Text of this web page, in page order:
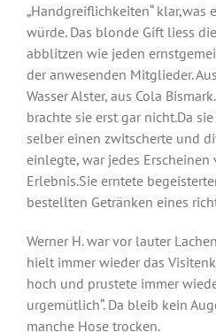
„Handgreiflichkeiten“ klar,was
würde. Das blonde Gift liess
abblitzen wie jeden
der anwesenden Mitglieder.
Wasser Alster, aus Cola
brachte sie erst gar nicht.Da
selber einen zwitscherte und
einlegte, war jedes
Erlebnis.Sie erntete
bestellten Getränken eines
Werner H. war vor lauter
hielt immer wieder das
hoch und prustete immer
urgemütlich“. Da bleib kein
manche Hose trocken.